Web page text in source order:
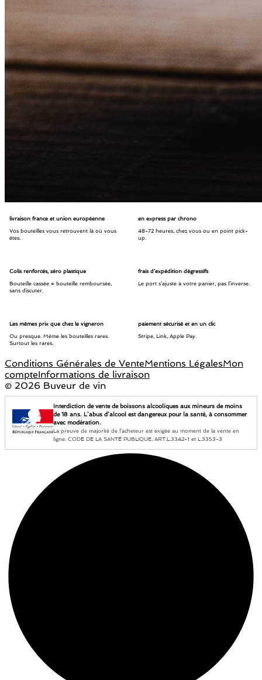
livraison france et union européenne
Vos bouteilles vous retrouvent là où vous
êtes.
en express par chrono
48-72 heures, chez vous ou en point pick-
up.
Colis renforcés, zéro plastique
Bouteille cassée = bouteille remboursée,
sans discuter.
frais d’expédition dégressifs
Le port s’ajuste à votre panier, pas l’inverse.
Les mêmes prix que chez le vigneron
Ou presque. Même les bouteilles rares.
Surtout les rares.
paiement sécurisé et en un clic
Stripe, Link, Apple Pay.
Conditions Générales de VenteMentions LégalesMon
compteInformations de livraison
© 2026 Buveur de vin
Interdiction de vente de boissons alcooliques aux mineurs de moins
de 18 ans. L’abus d’alcool est dangereux pour la santé, à consommer
avec modération.
La preuve de majorité de l’acheteur est exigée au moment de la vente en
ligne. CODE DE LA SANTÉ PUBLIQUE, ART.L.3342-1 et L.3353-3